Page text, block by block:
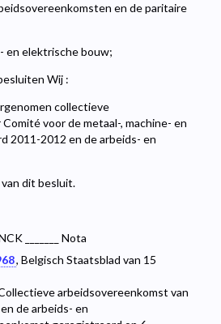
en de paritaire
en elektrische bouw;
Wij :
collectieve
voor de metaal-, machine- en
2011-2012 en de arbeids- en
dit besluit.
_______ Nota
, Belgisch Staatsblad van 15
arbeidsovereenkomst van
de arbeids- en